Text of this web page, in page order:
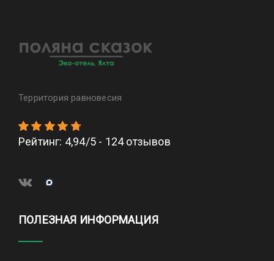
Территория равновесия
Рейтинг: 4,94/5 - 124отзывов
ПОЛЕЗНАЯ ИНФОРМАЦИЯ